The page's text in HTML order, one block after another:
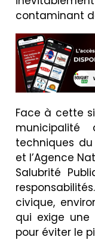
contaminant
Face à cette
municipalité
techniques du
et l’Agence
Salubrité
civique,
qui exige
pour éviter le